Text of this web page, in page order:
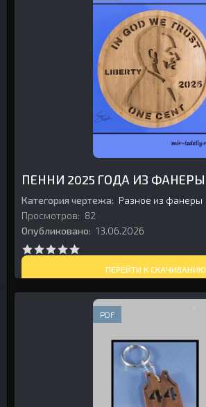
ПЕННИ 2025 ГОДА ИЗ ФАНЕРЫ
Категория чертежа: Разное из фанеры
Просмотров: 82
Опубликовано: 13.06.2026
ПЕРЕЙТИ К СКАЧИВАНИЮ
PDF